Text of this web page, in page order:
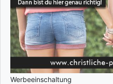
Werbeeinschaltung